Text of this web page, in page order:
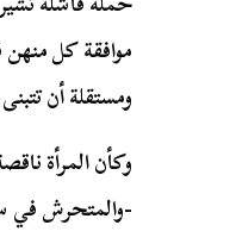
موافقة كل
ومستقلة أن
وكأن المرأة
-والمتحرش في